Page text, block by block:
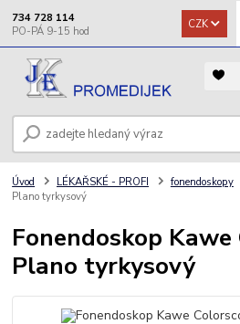
CZK
734 728 114
Úvod LÉKAŘSKÉ - PROFI fonendoskopy
Plano tyrkysový
Fonendoskop Kawe
Plano tyrkysový